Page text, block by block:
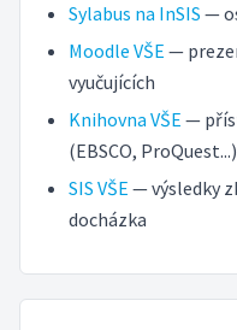
Sylabus na InSIS —
Moodle VŠE —
vyučujících
Knihovna VŠE —
(EBSCO, ProQuest...)
SIS VŠE — výsledky
docházka